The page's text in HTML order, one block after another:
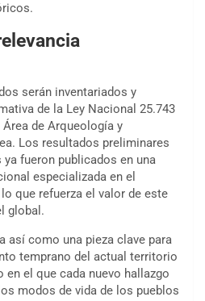
serán inventariados y
de la Ley Nacional 25.743
de Arqueología y
Los resultados preliminares
fueron publicados en una
especializada en el
que refuerza el valor de este
global.
así como una pieza clave para
temprano del actual territorio
en el que cada nuevo hallazgo
modos de vida de los pueblos